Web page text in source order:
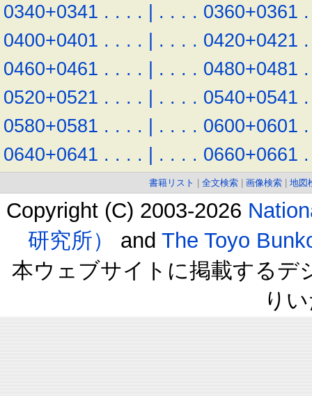
0340+0341 . . . . | . . . . 0360+0361 .
0400+0401 . . . . | . . . . 0420+0421 .
0460+0461 . . . . | . . . . 0480+0481 .
0520+0521 . . . . | . . . . 0540+0541 .
0580+0581 . . . . | . . . . 0600+0601 .
0640+0641 . . . . | . . . . 0660+0661 .
書籍リスト 全文検索 画像検索 地図
Copyright (C) 2003-2026
研究所）
and The Toyo
本ウェブサイトに掲載するデ
り